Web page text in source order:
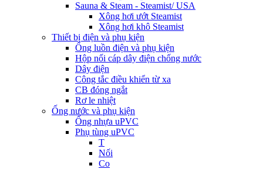
Sauna & Steam - Steamist/ USA
Xông hơi ướt Steamist
Xông hơi khô Steamist
Thiết bị điện và phụ kiện
Ống luồn điện và phụ kiện
Hộp nối cáp dây điện chống nước
Dây điện
Công tắc điều khiển từ xa
CB đóng ngắt
Rơ le nhiệt
Ống nước và phụ kiện
Ống nhựa uPVC
Phụ tùng uPVC
T
Nối
Co